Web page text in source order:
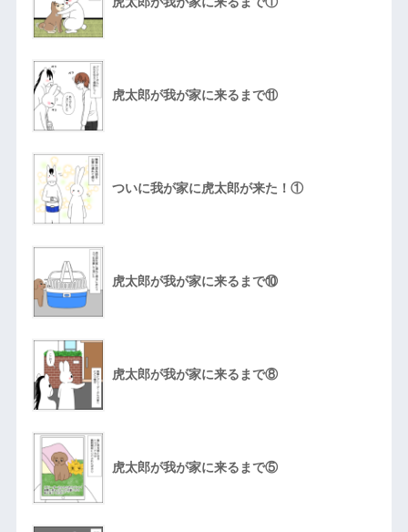
虎太郎が我が家に来るまで⑪
ついに我が家に虎太郎が来た！①
虎太郎が我が家に来るまで⑩
虎太郎が我が家に来るまで⑧
虎太郎が我が家に来るまで⑤